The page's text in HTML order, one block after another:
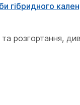
гібридного
розгортання,